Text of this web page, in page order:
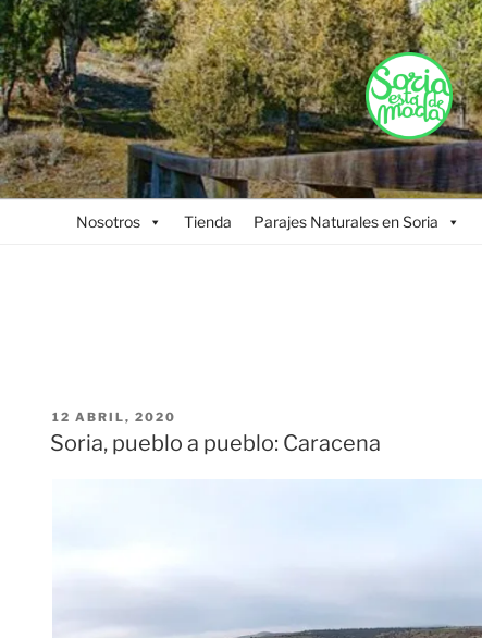
Saltar
al
contenido
Nosotros Tienda Parajes Naturales en Soria
PUBLICADO
EL
12 ABRIL, 2020
Soria, pueblo a pueblo: Caracena